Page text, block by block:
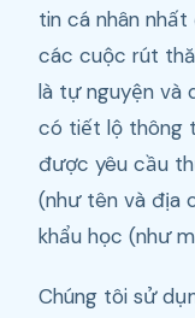
tin cá nhân
các cuộc rút
là tự nguyện và
có tiết lộ thông
được yêu cầu
(như tên và địa
khẩu học (như
Chúng tôi sử